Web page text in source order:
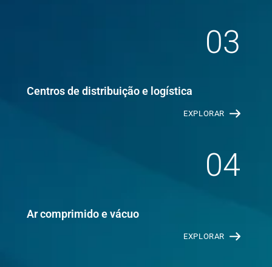
03
Centros de distribuição e logística
EXPLORAR
04
Ar comprimido e vácuo
EXPLORAR